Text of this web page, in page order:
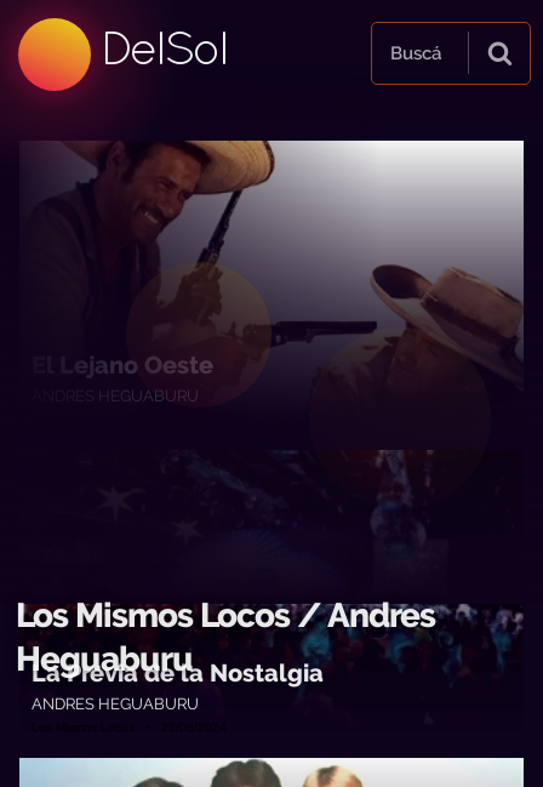
DelSol
99.5 FM
Buscá
Los Mismos Locos / Andres
Heguaburu
El Lejano Oeste
ANDRES HEGUABURU
La Previa de la Nostalgia
ANDRES HEGUABURU
Los Mismos Locos • 22/08/2024